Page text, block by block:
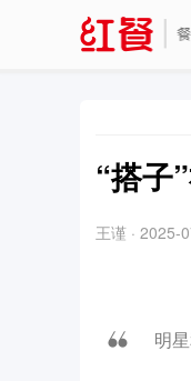
“搭子
王谨 · 2025-
明